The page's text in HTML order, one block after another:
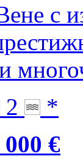
с
2
*
€